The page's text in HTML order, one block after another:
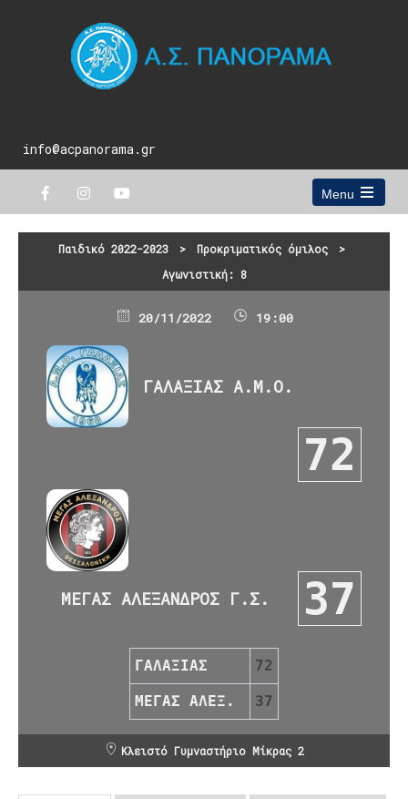
info@acpanorama.gr
Menu
Open
main
Παιδικό 2022-2023 > Προκριματικός όμιλος
>
Αγωνιστική: 8
20/11/2022 19:00
ΓΑΛΑΞΙΑΣ Α.Μ.Ο.
72
ΜΕΓΑΣ ΑΛΕΞΑΝΔΡΟΣ Γ.Σ. 37
ΓΑΛΑΞΙΑΣ 72
ΜΕΓΑΣ ΑΛΕΞ. 37
Κλειστό Γυμναστήριο Μίκρας 2